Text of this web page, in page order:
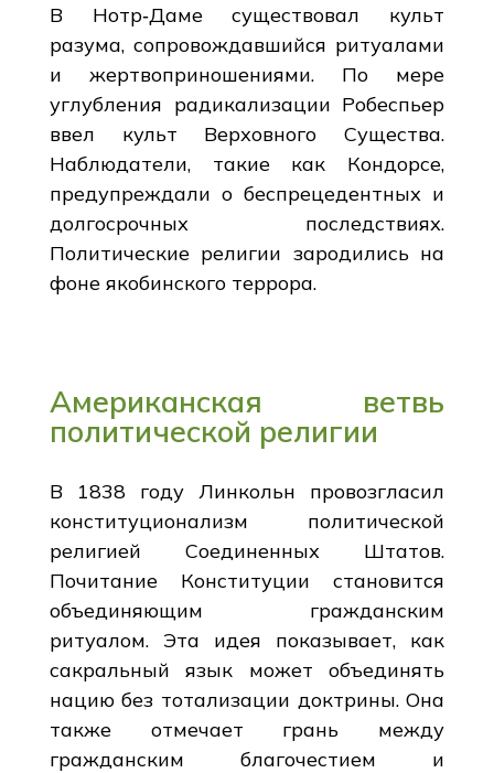
В Нотр‑Даме существовал культ
разума, сопровождавшийся ритуалами
и жертвоприношениями. По мере
углубления радикализации Робеспьер
ввел культ Верховного Существа.
Наблюдатели, такие как Кондорсе,
предупреждали о беспрецедентных и
долгосрочных последствиях.
Политические религии зародились на
фоне якобинского террора.
Американская ветвь
политической религии
В 1838 году Линкольн провозгласил
конституционализм политической
религией Соединенных Штатов.
Почитание Конституции становится
объединяющим гражданским
ритуалом. Эта идея показывает, как
сакральный язык может объединять
нацию без тотализации доктрины. Она
также отмечает грань между
гражданским благочестием и